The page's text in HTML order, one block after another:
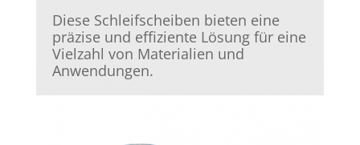
Diese Schleifscheiben bieten eine
präzise und effiziente Lösung für eine
Vielzahl von Materialien und
Anwendungen.